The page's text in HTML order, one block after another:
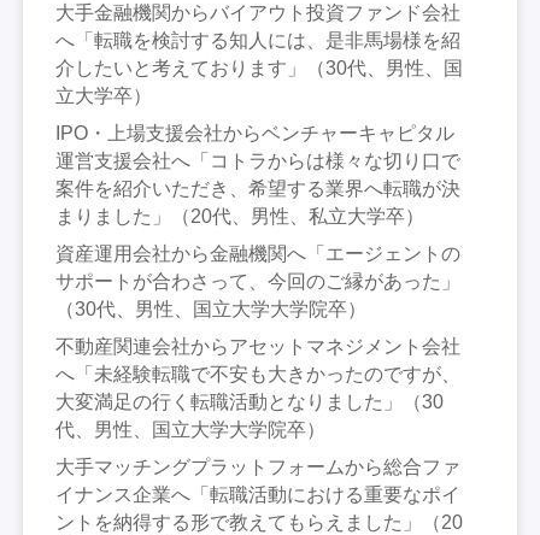
大手金融機関からバイアウト投資ファンド会社
へ「転職を検討する知人には、是非馬場様を紹
介したいと考えております」（30代、男性、国
立大学卒）
IPO・上場支援会社からベンチャーキャピタル
運営支援会社へ「コトラからは様々な切り口で
案件を紹介いただき、希望する業界へ転職が決
まりました」（20代、男性、私立大学卒）
資産運用会社から金融機関へ「エージェントの
サポートが合わさって、今回のご縁があった」
（30代、男性、国立大学大学院卒）
不動産関連会社からアセットマネジメント会社
へ「未経験転職で不安も大きかったのですが、
大変満足の行く転職活動となりました」（30
代、男性、国立大学大学院卒）
大手マッチングプラットフォームから総合ファ
イナンス企業へ「転職活動における重要なポイ
ントを納得する形で教えてもらえました」（20